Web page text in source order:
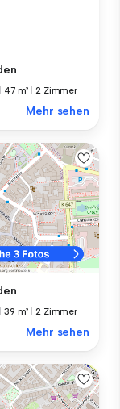
47 m² |2 Zimmer
Mehr sehen
39 m² |2 Zimmer
Mehr sehen